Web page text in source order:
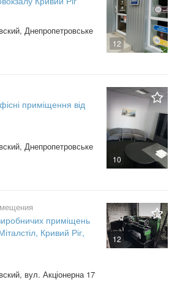
12
Днепропетровське
10
приміщення від
Днепропетровське
12
приміщень
Кривий Ріг,
вул. Акціонерна 17